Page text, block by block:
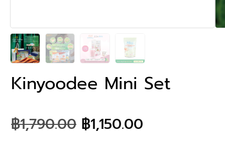
Kinyoodee Mini Set
฿1,790.00 ฿1,150.00